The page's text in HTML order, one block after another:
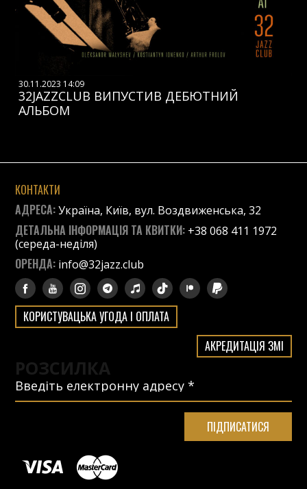
30.11.2023 14:09
32JAZZCLUB ВИПУСТИВ ДЕБЮТНИЙ
АЛЬБОМ
КОНТАКТИ
АДРЕСА:Україна, Київ, вул. Воздвиженська, 32
ДЕТАЛЬНА ІНФОРМАЦІЯ ТА КВИТКИ: +38 068 411 1972
(середа-неділя)
ОРЕНДА: info@32jazz.club
КОРИСТУВАЦЬКА УГОДА І ОПЛАТА
АКРЕДИТАЦІЯ ЗМІ
РОЗСИЛКА